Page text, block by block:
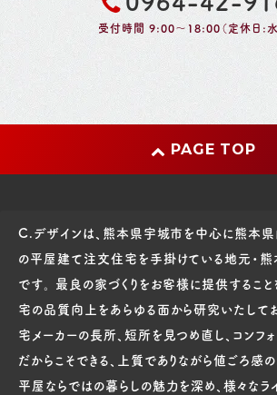
受付時間 9:00～18:00（定休日:水
PAGE TOP
C.デザインは、熊本県宇城市を中心に熊本
の平屋建て注文住宅を手掛けている地元・熊
です。 最良の家づくりをお客様に提供するこ
宅の品質向上をあらゆる面から研究いたして
宅メーカーの長所、短所を見つめ直し、コンフ
だからこそできる、上質でありながら値ごろ感
平屋ならではの暮らしの魅力を深め、様々なラ